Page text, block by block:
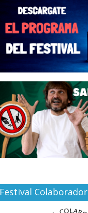
Festival Colaborador